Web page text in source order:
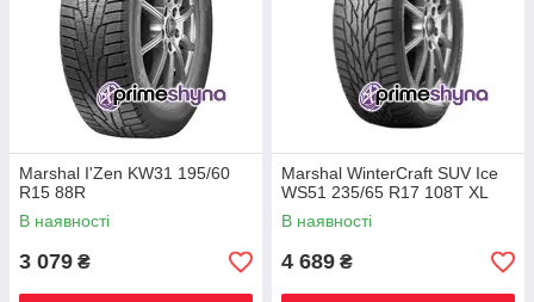
Marshal I'Zen KW31 195/60
R15 88R
В наявності
3 079 ₴
Marshal WinterCraft SUV Ice
WS51 235/65 R17 108T XL
В наявності
4 689 ₴